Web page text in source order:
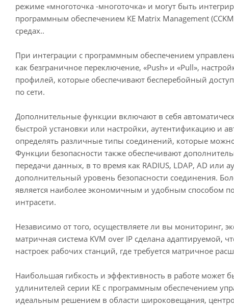
режиме «многоточка -многоточка» и могут быть
программным обеспечением KE Matrix Management
средах..
При интеграции с программным обеспечением
как безграничное переключение, «Push» и «Pull»,
профилей, которые обеспечивают бесперебойный
по сети.
Дополнительные функции включают в себя
быстрой установки или настройки, аутентификацию и
определять различные типы соединений, которые
Функции безопасности также обеспечивают
передачи данных, в то время как RADIUS, LDAP, AD или
дополнительный уровень безопасности соединения.
является наиболее экономичным и удобным способом
интрасети.
Независимо от того, осуществляете ли вы мониторинг,
матричная система KVM over IP сделана адаптируемой,
настроек рабочих станций, где требуется матричное
Наибольшая гибкость и эффективность в работе может
удлинителей серии KE с программным обеспечением
идеальным решением в области широковещания,